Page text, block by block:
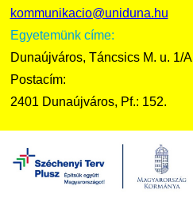
kommunikacio@uniduna.hu
Egyetemünk címe:
Dunaújváros, Táncsics M. u. 1/A
Postacím:
2401 Dunaújváros, Pf.: 152.
UNIDUNA